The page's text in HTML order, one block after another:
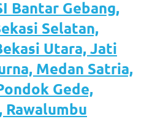
Bantar Gebang,
Selatan,
Utara, Jati
Medan Satria,
Gede,